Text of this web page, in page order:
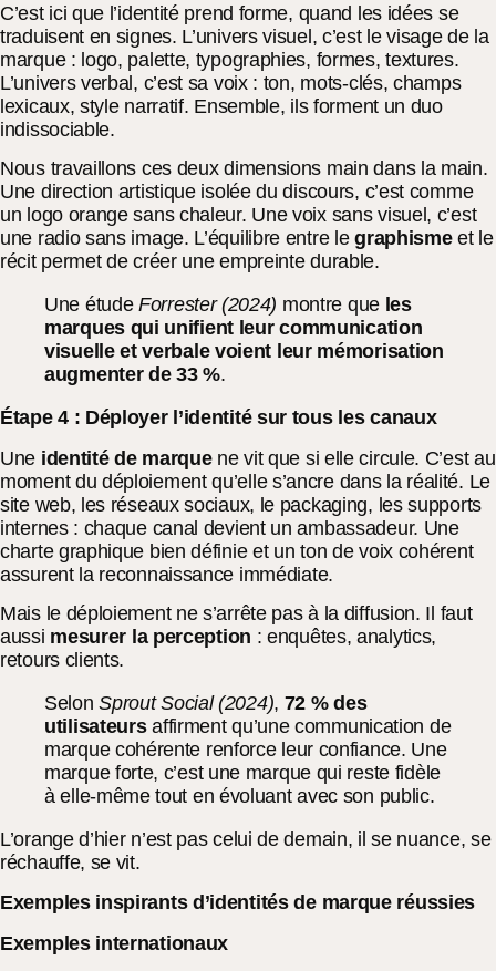
C’est ici que l’identité prend forme, quand les idées se
traduisent en signes. L’univers visuel, c’est le visage de la
marque : logo, palette, typographies, formes, textures.
L’univers verbal, c’est sa voix : ton, mots-clés, champs
lexicaux, style narratif. Ensemble, ils forment un duo
indissociable.
Nous travaillons ces deux dimensions main dans la main.
Une direction artistique isolée du discours, c’est comme
un logo orange sans chaleur. Une voix sans visuel, c’est
une radio sans image. L’équilibre entre legraphismeet le
récit permet de créer une empreinte durable.
Une étude Forrester (2024) montre que les
marques qui unifient leur communication
visuelle et verbale voient leur mémorisation
augmenter de 33 %.
Étape 4 : Déployer l’identité sur tous les canaux
Une identité de marquene vit que si elle circule. C’est au
moment du déploiement qu’elle s’ancre dans la réalité. Le
site web, les réseaux sociaux, le packaging, les supports
internes : chaque canal devient un ambassadeur. Une
charte graphique bien définie et un ton de voix cohérent
assurent la reconnaissance immédiate.
Mais le déploiement ne s’arrête pas à la diffusion. Il faut
aussi mesurer la perception : enquêtes, analytics,
retours clients.
SelonSprout Social (2024), 72 % des
utilisateursaffirment qu’une communication de
marque cohérente renforce leur confiance. Une
marque forte, c’est une marque qui reste fidèle
à elle-même tout en évoluant avec son public.
L’orange d’hier n’est pas celui de demain, il se nuance, se
réchauffe, se vit.
Exemples inspirants d’identités de marque réussies
Exemples internationaux